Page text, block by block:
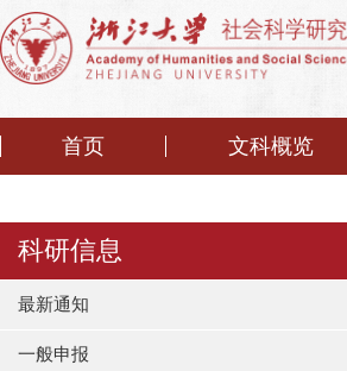
首页 文科概览
科研信息
最新通知
一般申报